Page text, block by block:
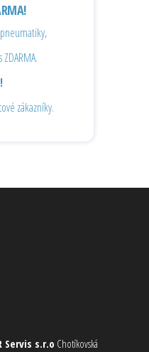
zákazníky.
Servis s.r.o Chotíkovská